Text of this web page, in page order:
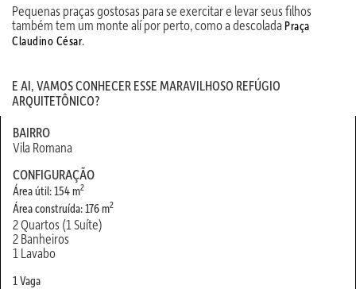
Pequenas praças gostosas para se exercitar e levar seus filhos
também tem um monte alí por perto, como a descolada Praça
Claudino César.
E AI, VAMOS CONHECER ESSE MARAVILHOSO REFÚGIO
ARQUITETÔNICO?
BAIRRO
Vila Romana
CONFIGURAÇÃO
Área útil: 154 m2
Área construída: 176 m2
2 Quartos (1 Suíte)
2 Banheiros
1 Lavabo
1 Vaga